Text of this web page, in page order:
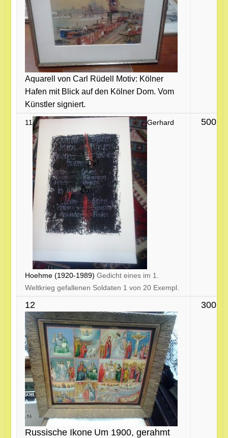
Aquarell von Carl Rüdell Motiv: Kölner
Hafen mit Blick auf den Kölner Dom. Vom
Künstler signiert.
11 Gerhard
Hoehme (1920-1989) Gedicht eines im 1.
Weltkrieg gefallenen Soldaten 1 von 20 Exempl.
500 €
12
Russische Ikone Um 1900, gerahmt
300 €